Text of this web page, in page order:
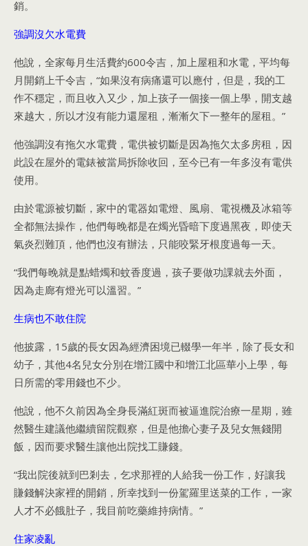
銷。
強調沒欠水電費
他說，全家每月生活費約600令吉，加上屋租和水電，平均每
月開銷上千令吉，“如果沒有病痛還可以應付，但是，我的工
作不穩定，而且收入又少，加上孩子一個接一個上學，開支越
來越大，所以才沒有能力還屋租，漸漸欠下一整年的屋租。”
他強調沒有拖欠水電費，電供被切斷是因為拖欠太多房租，因
此設在屋外的電錶被當局拆除收回，至今已有一年多沒有電供
使用。
由於電源被切斷，家中的電器如電燈、風扇、電視機及冰箱等
全都無法操作，他們每晚都是在燭光昏暗下度過黑夜，即使天
氣炎烈難頂，他們也沒有辦法，只能咬緊牙根度過每一天。
“我們每晚就是點蜡燭和蚊香度過，孩子要做功課就去外面，
因為走廊有燈光可以溫習。”
生病也不敢住院
他披露，15歲的長女因為經濟困境已輟學一年半，除了長女和
幼子，其他4名兒女分別在增江國中和增江北區華小上學，每
日所需的零用錢也不少。
他說，他不久前因為全身長滿紅斑而被逼進院治療一星期，雖
然醫生建議他繼續留院觀察，但是他擔心妻子及兒女無錢開
飯，因而要求醫生讓他出院找工賺錢。
“我出院後就到巴剎去，乞求那裡的人給我一份工作，好讓我
賺錢解決家裡的開銷，所幸找到一份駕羅里送菜的工作，一家
人才不必餓肚子，我目前吃藥維持病情。”
住家凌亂